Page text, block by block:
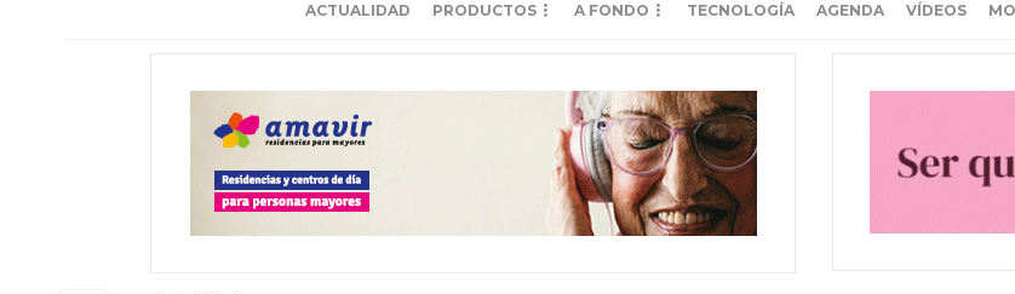
ACTUALIDAD PRODUCTOS A FONDO TECNOLOGÍA AGENDA VÍDEOS